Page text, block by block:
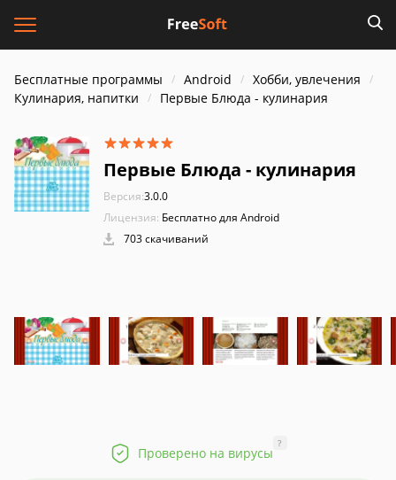
Бесплатные программы Android
Хобби, увлечения
Кулинария, напитки
Первые Блюда - кулинария
Первые Блюда - кулинария
Версия:3.0.0
Лицензия: Бесплатно для Android
703 скачиваний
Проверено на вирусы
?